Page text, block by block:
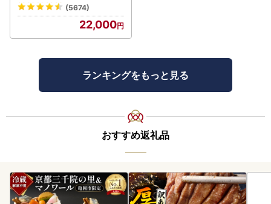
(5674)
22,000
ランキングをもっと見る
おすすめ返礼品